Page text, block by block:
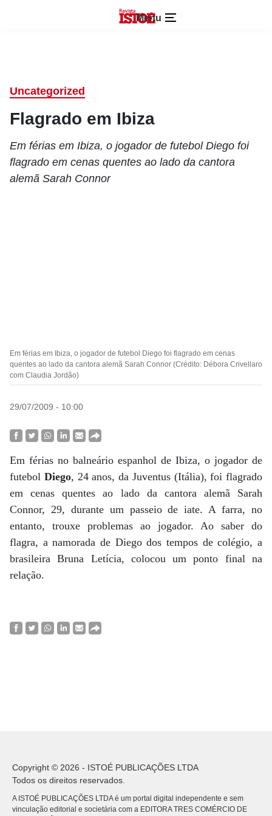
Menu
Uncategorized
Flagrado em Ibiza
Em férias em Ibiza, o jogador de futebol Diego foi
flagrado em cenas quentes ao lado da cantora
alemã Sarah Connor
Em férias em Ibiza, o jogador de futebol Diego foi flagrado em cenas
quentes ao lado da cantora alemã Sarah Connor (Crédito: Débora Crivellaro
com Claudia Jordão)
29/07/2009 - 10:00
Em férias no balneário espanhol de Ibiza, o jogador de
futebol Diego, 24 anos, da Juventus (Itália), foi flagrado
em cenas quentes ao lado da cantora alemã Sarah
Connor, 29, durante um passeio de iate. A farra, no
entanto, trouxe problemas ao jogador. Ao saber do
flagra, a namorada de Diego dos tempos de colégio, a
brasileira Bruna Letícia, colocou um ponto final na
relação.
Copyright © 2026 - ISTOÉ PUBLICAÇÕES LTDA
Todos os direitos reservados.
A ISTOÉ PUBLICAÇÕES LTDA é um portal digital independente e sem
vinculação editorial e societária com a EDITORA TRES COMÉRCIO DE